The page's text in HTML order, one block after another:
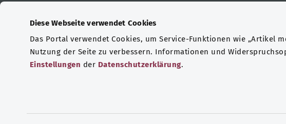
Diese Webseite verwendet Cookies
Das Portal verwendet Cookies, um Service-Funktionen wie „Artikel
Nutzung der Seite zu verbessern. Informationen und
Einstellungen der Datenschutzerklärung.